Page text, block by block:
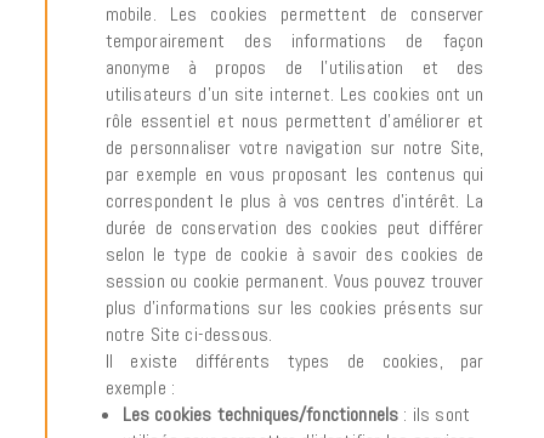
mobile. Les cookies permettent de conserver
temporairement des informations de façon
anonyme à propos de l’utilisation et des
utilisateurs d’un site internet. Les cookies ont un
rôle essentiel et nous permettent d’améliorer et
de personnaliser votre navigation sur notre Site,
par exemple en vous proposant les contenus qui
correspondent le plus à vos centres d’intérêt. La
durée de conservation des cookies peut différer
selon le type de cookie à savoir des cookies de
session ou cookie permanent. Vous pouvez trouver
plus d’informations sur les cookies présents sur
notre Site ci-dessous.
Il existe différents types de cookies, par
exemple :
Les cookies techniques/fonctionnels : ils sont